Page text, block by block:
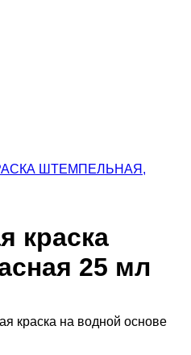
ШТЕМПЕЛЬНАЯ,
краска
25 мл
краска на водной основе